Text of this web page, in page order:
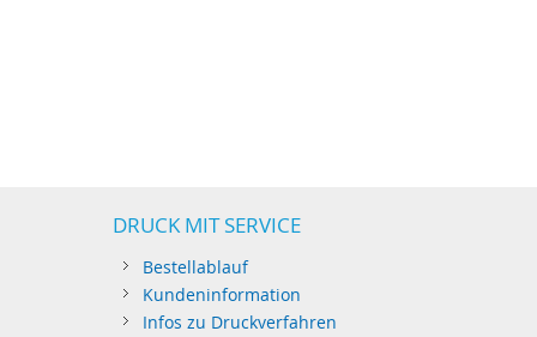
DRUCK MIT SERVICE
Bestellablauf
Kundeninformation
Infos zu Druckverfahren